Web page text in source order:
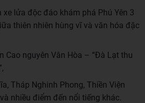
lửa độc đáo khám phá Phú Yên 3
thiên nhiên hùng vĩ và văn hóa đặc
Cao nguyên Vân Hòa – “Đà Lạt thu
Tháp Nghinh Phong, Thiền Viện
nhiều điểm đến nổi tiếng khác.